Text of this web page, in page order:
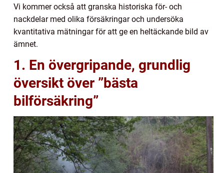
Vi kommer också att granska historiska för- och
nackdelar med olika försäkringar och undersöka
kvantitativa mätningar för att ge en heltäckande bild av
ämnet.
1. En övergripande, grundlig
översikt över ”bästa
bilförsäkring”